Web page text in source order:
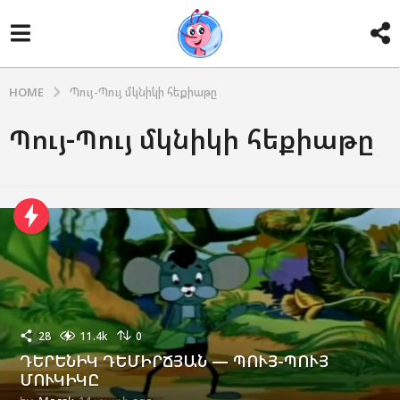
HOME Պույ-Պույ մկնիկի հեքիաթը
Պույ-Պույ մկնիկի հեքիաթը
28 11.4k 0
ԴԵՐԵՆԻԿ ԴԵՄԻՐՃՅԱՆ — ՊՈՒՅ-ՊՈՒՅ
ՄՈՒԿԻԿԸ